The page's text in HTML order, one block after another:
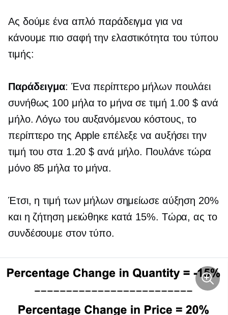
Ας δούμε ένα απλό παράδειγμα για να
κάνουμε πιο σαφή την ελαστικότητα του τύπου
τιμής:
Παράδειγμα: Ένα περίπτερο μήλων πουλάει
συνήθως 100 μήλα το μήνα σε τιμή 1.00 $ ανά
μήλο. Λόγω του αυξανόμενου κόστους, το
περίπτερο της Apple επέλεξε να αυξήσει την
τιμή του στα 1.20 $ ανά μήλο. Πουλάνε τώρα
μόνο 85 μήλα το μήνα.
Έτσι, η τιμή των μήλων σημείωσε αύξηση 20%
και η ζήτηση μειώθηκε κατά 15%. Τώρα, ας το
συνδέσουμε στον τύπο.